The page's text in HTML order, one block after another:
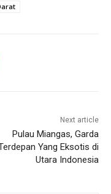
Next article
Pulau Miangas, Garda
Yang Eksotis di
Utara Indonesia